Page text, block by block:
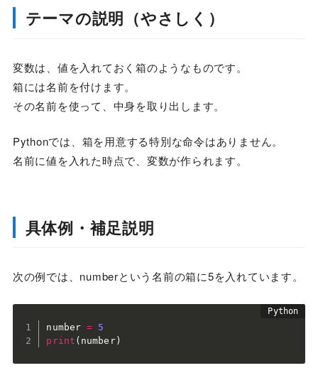
テーマの説明（やさしく）
変数は、値を入れておく箱のようなものです。
箱には名前を付けます。
その名前を使って、中身を取り出します。
Pythonでは、箱を用意する特別な命令はありません。
名前に値を入れた時点で、変数が作られます。
具体例・補足説明
次の例では、numberという名前の箱に5を入れています。
number = 5
print ( number)